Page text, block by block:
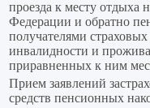
проезда к месту отдыха
Федерации и обратно
получателями
инвалидности и
приравненных к ним
Прием заявлений
средств пенсионных